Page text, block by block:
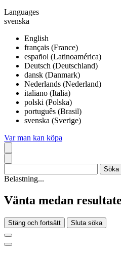
Languages
svenska
English
français (France)
español (Latinoamérica)
Deutsch (Deutschland)
dansk (Danmark)
Nederlands (Nederland)
italiano (Italia)
polski (Polska)
português (Brasil)
svenska (Sverige)
Var man kan köpa
Belastning...
Vänta medan
Stäng och fortsätt Sluta söka